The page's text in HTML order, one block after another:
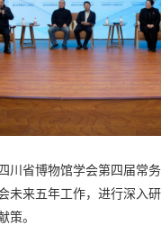
川省博物馆学会第四届常
未来五年工作，进行深入
策。